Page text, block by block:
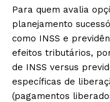
Para quem avalia
planejamento
como INSS e
efeitos tributários,
de INSS versus
específicas de
(pagamentos